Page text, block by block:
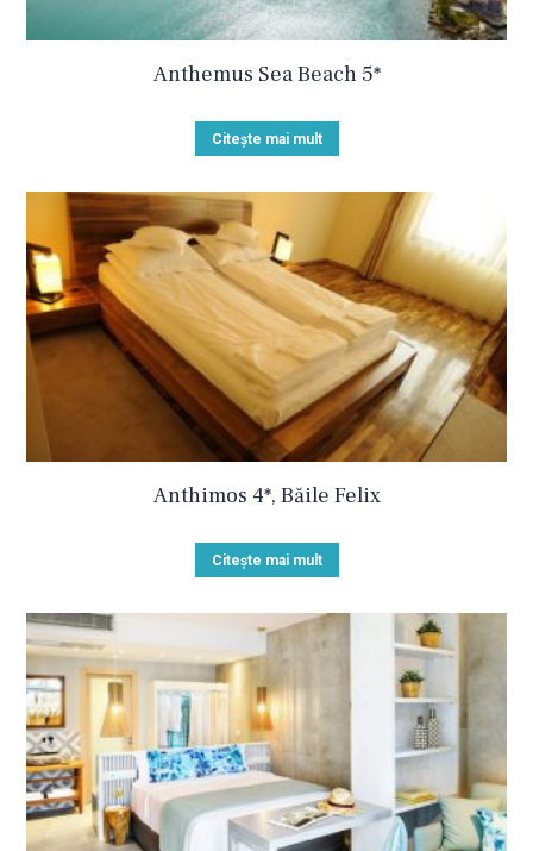
Anthemus Sea Beach 5*
Citește mai mult
Anthimos 4*, Băile Felix
Citește mai mult